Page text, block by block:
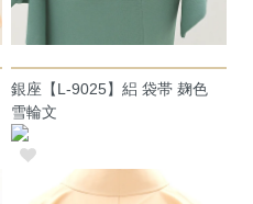
銀座【L-9025】絽 袋帯 麹色
雪輪文